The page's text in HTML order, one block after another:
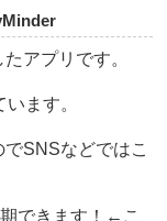
アプリです。
ます。
SNSなどではこ
できます！←こ